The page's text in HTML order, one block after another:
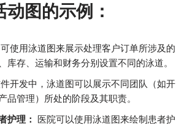
图的示例：
使用泳道图来展示处理客户订单所涉及的
库存、运输和财务分别设置不同的泳道。
开发中，泳道图可以展示不同团队（如开
品管理）所处的阶段及其职责。
护理：
医院可以使用泳道图来绘制患者护